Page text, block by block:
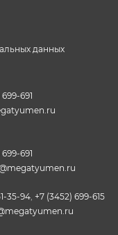
данных
691
691
35-94 +7 (3452) 699-615